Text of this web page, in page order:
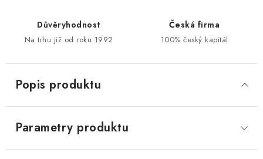
Důvěryhodnost
Na trhu již od roku 1992
Česká firma
100% český kapitál
Popis produktu
Parametry produktu